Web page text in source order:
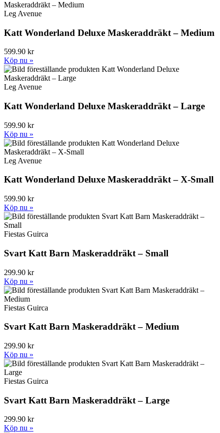
Leg Avenue
Katt Wonderland Deluxe Maskeraddräkt – Medium
599.90 kr
Köp nu »
Leg Avenue
Katt Wonderland Deluxe Maskeraddräkt – Large
599.90 kr
Köp nu »
Leg Avenue
Katt Wonderland Deluxe Maskeraddräkt – X-Small
599.90 kr
Köp nu »
Fiestas Guirca
Svart Katt Barn Maskeraddräkt – Small
299.90 kr
Köp nu »
Fiestas Guirca
Svart Katt Barn Maskeraddräkt – Medium
299.90 kr
Köp nu »
Fiestas Guirca
Svart Katt Barn Maskeraddräkt – Large
299.90 kr
Köp nu »